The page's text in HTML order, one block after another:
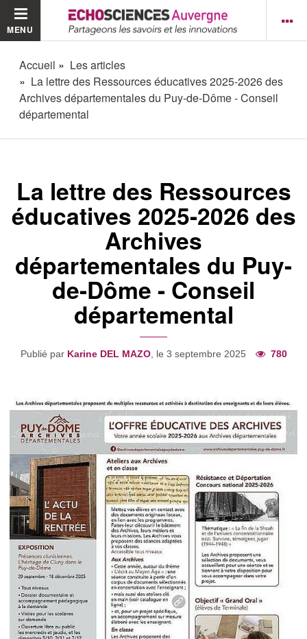
MENU
Accueil
Les articles
La lettre des Ressources éducatives 2025-2026 des
Archives départementales du Puy-de-Dôme - Conseil
départemental
La lettre des Ressources
éducatives 2025-2026 des
Archives
départementales du Puy-
de-Dôme - Conseil
départemental
Publié par Karine DEL MAZO, le 3 septembre 2025 780